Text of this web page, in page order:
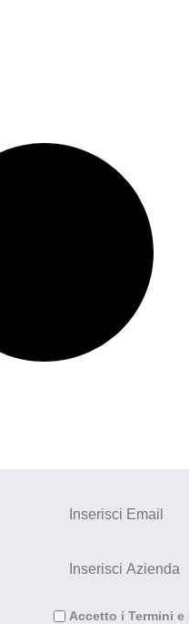
Accetto i Termini e